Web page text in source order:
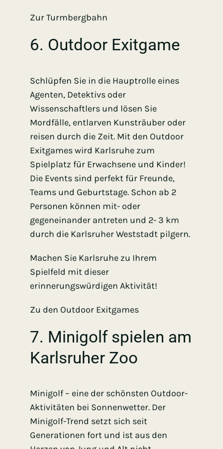
Zur Turmbergbahn
6. Outdoor Exitgame
Schlüpfen Sie in die Hauptrolle eines
Agenten, Detektivs oder
Wissenschaftlers und lösen Sie
Mordfälle, entlarven Kunsträuber oder
reisen durch die Zeit. Mit den Outdoor
Exitgames wird Karlsruhe zum
Spielplatz für Erwachsene und Kinder!
Die Events sind perfekt für Freunde,
Teams und Geburtstage. Schon ab 2
Personen können mit- oder
gegeneinander antreten und 2- 3 km
durch die Karlsruher Weststadt pilgern.
Machen Sie Karlsruhe zu Ihrem
Spielfeld mit dieser
erinnerungswürdigen Aktivität!
Zu den Outdoor Exitgames
7. Minigolf spielen am
Karlsruher Zoo
Minigolf – eine der schönsten Outdoor-
Aktivitäten bei Sonnenwetter. Der
Minigolf-Trend setzt sich seit
Generationen fort und ist aus den